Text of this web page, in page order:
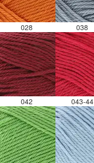
028 038
042 043-44